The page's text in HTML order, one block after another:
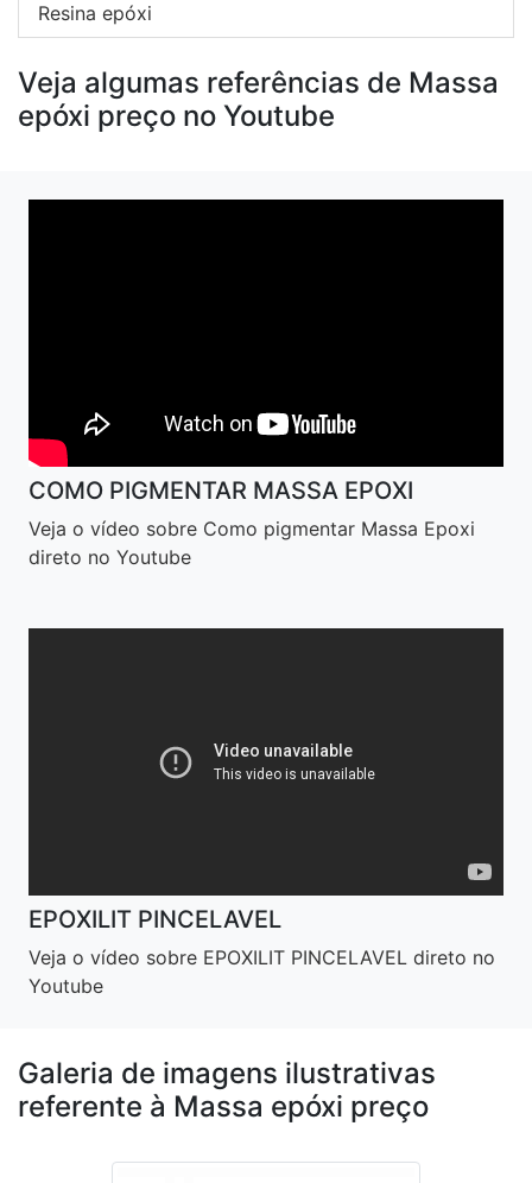
Resina epóxi
Veja algumas referências de Massa
epóxi preço no Youtube
COMO PIGMENTAR MASSA EPOXI
Veja o vídeo sobre Como pigmentar Massa Epoxi
direto no Youtube
EPOXILIT PINCELAVEL
Veja o vídeo sobre EPOXILIT PINCELAVEL direto no
Youtube
Galeria de imagens ilustrativas
referente à Massa epóxi preço